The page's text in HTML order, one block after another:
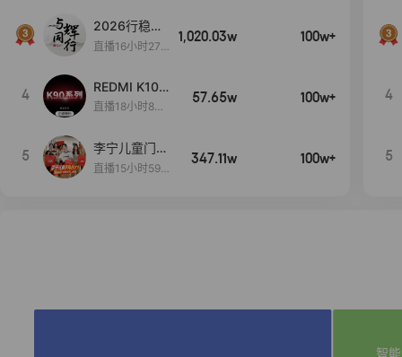
2026行稳致
远
直播16小时27
1,020.03w 100w+
4
REDMI K100
Pro系列新品
启！
直播18小时8分
57.65w 100w+
5
李宁儿童门店
爆款赤兔8pr
直播15小时59
347.11w 100w+
4
5